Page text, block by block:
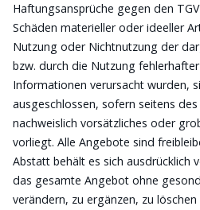
Haftungsansprüche gegen den
Schäden materieller oder ideeller
Nutzung oder Nichtnutzung der
bzw. durch die Nutzung
Informationen verursacht wurden,
ausgeschlossen, sofern seitens
nachweislich vorsätzliches oder
vorliegt. Alle Angebote sind
Abstatt behält es sich ausdrücklich
das gesamte Angebot ohne
verändern, zu ergänzen, zu